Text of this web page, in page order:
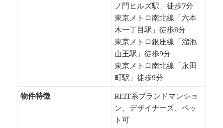
ノ門ヒルズ駅」徒歩7分
東京メトロ南北線「六本
木一丁目駅」徒歩8分
東京メトロ銀座線「溜池
山王駅」徒歩9分
東京メトロ南北線「永田
町駅」徒歩9分
物件特徴
REIT系ブランドマンショ
ン、デザイナーズ、ペッ
ト可